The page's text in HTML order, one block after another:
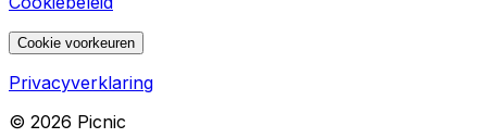
Cookie voorkeuren
Privacyverklaring
© 2026 Picnic